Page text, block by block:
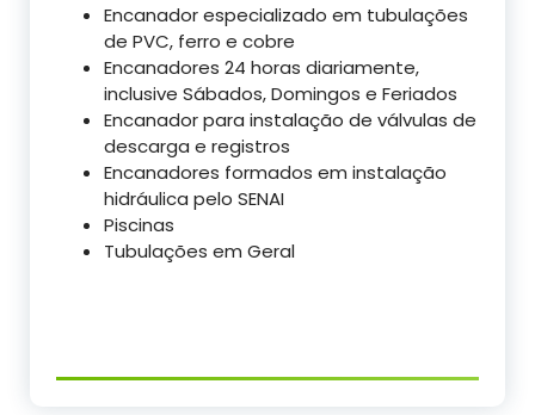
Encanador especializado em tubulações
de PVC, ferro e cobre
Encanadores 24 horas diariamente,
inclusive Sábados, Domingos e Feriados
Encanador para instalação de válvulas de
descarga e registros
Encanadores formados em instalação
hidráulica pelo SENAI
Piscinas
Tubulações em Geral